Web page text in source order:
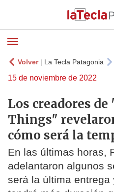
Volver| La Tecla Patagonia
15 de noviembre de 2022
Los creadores
Things"
cómo será la
En las últimas horas,
adelantaron algunos
será la última entrega